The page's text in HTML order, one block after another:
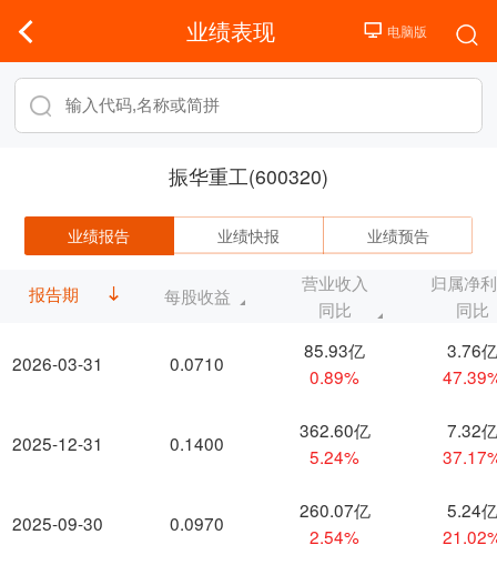
业绩表现
振华重工(600320)
业绩报告 业绩快报 业绩预告
报告期
2026-03-31
2025-12-31
2025-09-30
每股收益
营业收入
同比
归属净
同比
0.0710
85.93亿
0.89%
3.76亿
0.1400
362.60亿
5.24%
7.32亿
0.0970
260.07亿
2.54%
5.24亿